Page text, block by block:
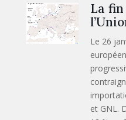
La
Le 26
et GNL.